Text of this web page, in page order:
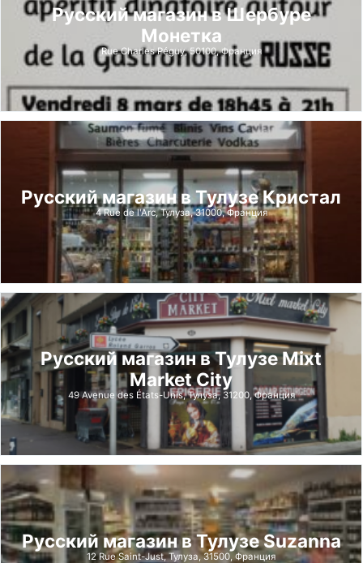
Русский магазин в Шербуре
Монетка
Rue Charles Péguy, 50100, Франция
Русский магазин в Тулузе Кристал
4 Rue de l'Arc, Тулуза, 31000, Франция
Русский магазин в Тулузе Mixt
Market City
49 Avenue des États-Unis, Тулуза, 31200, Франция
Русский магазин в Тулузе Suzanna
12 Rue Saint-Just, Тулуза, 31500, Франция